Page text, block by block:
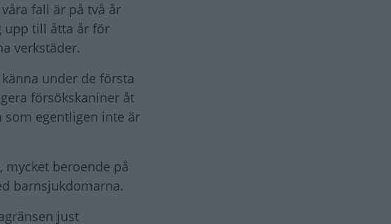
fall är på två år
upp till åtta år för
verkstäder.
under de första
försökskaniner åt
egentligen inte är
mycket beroende på
barnsjukdomarna.
just